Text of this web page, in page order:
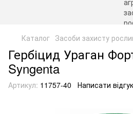
Каталог Засоби захисту
Гербіцид Ураган
Syngenta
Артикул: 11757-40 Написати відгук